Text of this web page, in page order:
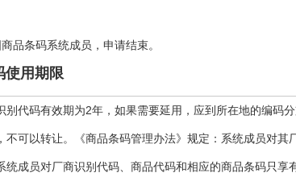
品条码系统成员，申请结束。
使用期限
别代码有效期为2年，如果需要延用，应到所在地的编码分
不可以转让。《商品条码管理办法》规定：系统成员对其
统成员对厂商识别代码、商品代码和相应的商品条码只享